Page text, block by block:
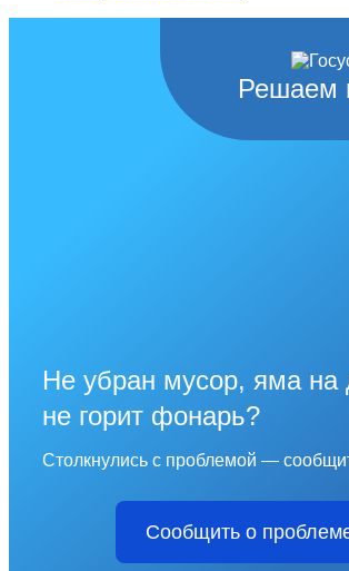
Решаем
Не убран мусор, яма на
не горит фонарь?
Столкнулись с проблемой —
Сообщить о